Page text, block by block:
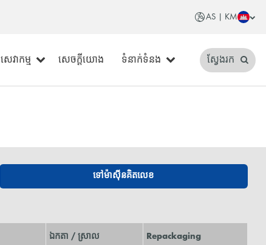
AS | KM
សេវាកម្ម សេចក្តីយោង ទំនាក់ទំនង ស្វែងរក
ទៅម៉ាស៊ីនគិតលេខ
ឯកតា / ស្រាល Repackaging